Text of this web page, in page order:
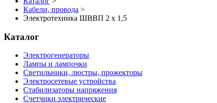
Кабели, провода >
Электротехника ШВВП 2 х 1,5
Каталог
Электрогенераторы
Лампы и лампочки
Светильники, люстры, прожекторы
Электросетевые устройства
Стабилизаторы напряжения
Счетчики электрические